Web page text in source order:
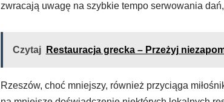
zwracają uwagę na szybkie tempo serwowania
Czytaj Restauracja grecka – Przeżyj
Rzeszów, choć mniejszy, również przyciąga